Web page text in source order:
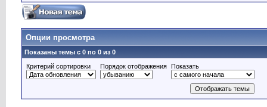
Опции просмотра
Показаны темы с 0 по 0 из 0
Критерий сортировки
Порядок отображения Показать